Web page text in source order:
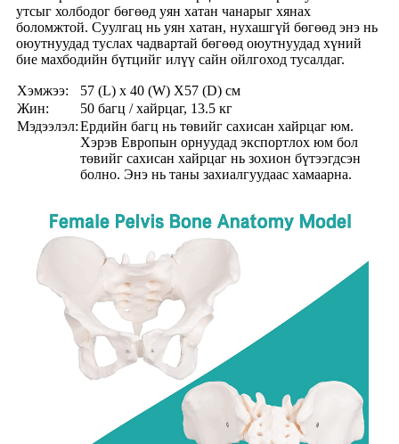
утсыг холбодог бөгөөд уян хатан чанарыг хянах
боломжтой. Суулгац нь уян хатан, нухашгүй бөгөөд энэ нь
оюутнуудад туслах чадвартай бөгөөд оюутнуудад хүний ​​
бие махбодийн бүтцийг илүү сайн ойлгоход тусалдаг.
Хэмжээ:
57 (L) x 40 (W) X57 (D) см
Жин:
50 багц / хайрцаг, 13.5 кг
Мэдээлэл:Ердийн багц нь төвийг сахисан хайрцаг юм.
Хэрэв Европын орнуудад экспортлох юм бол
төвийг сахисан хайрцаг нь зохион бүтээгдсэн
болно. Энэ нь таны захиалгуудаас хамаарна.